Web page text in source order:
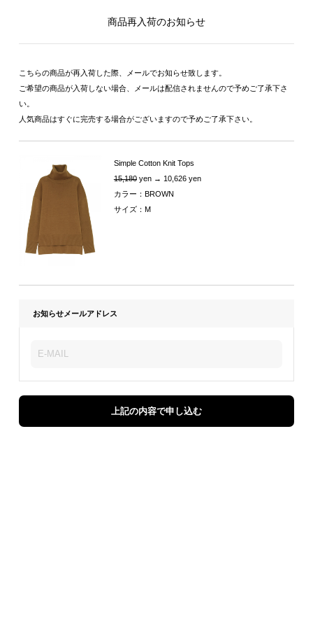
商品再入荷のお知らせ
こちらの商品が再入荷した際、メールでお知らせ致します。
ご希望の商品が入荷しない場合、メールは配信されませんので予めご了承下さ
い。
人気商品はすぐに完売する場合がございますので予めご了承下さい。
Simple Cotton Knit Tops
15,180yen → 10,626 yen
カラー：BROWN
サイズ：M
お知らせメールアドレス
上記の内容で申し込む